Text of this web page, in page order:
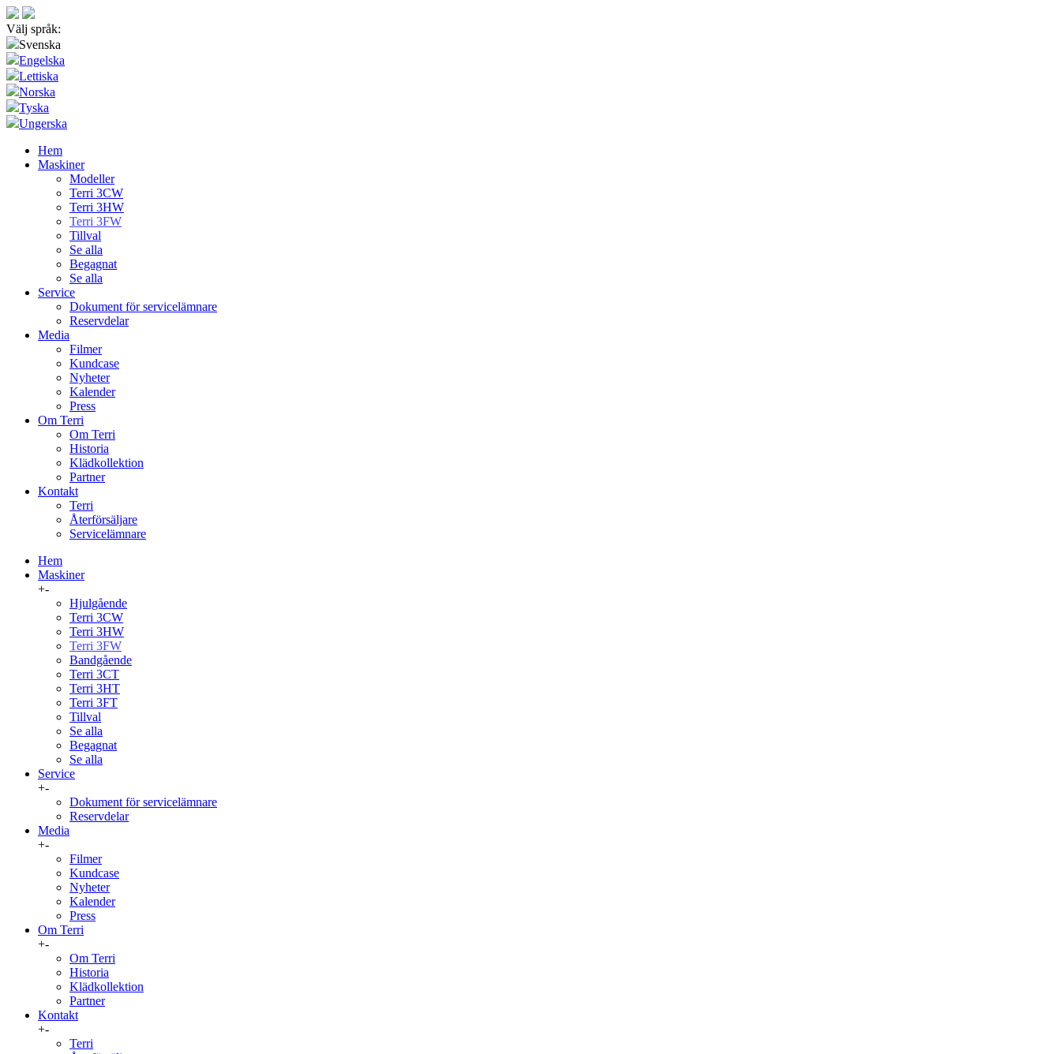
Välj språk:
Svenska
Engelska
Lettiska
Norska
Tyska
Ungerska
Hem
Maskiner
Modeller
Terri 3CW
Terri 3HW
Terri 3FW
Tillval
Se alla
Begagnat
Se alla
Service
Dokument för servicelämnare
Reservdelar
Media
Filmer
Kundcase
Nyheter
Kalender
Press
Om Terri
Om Terri
Historia
Klädkollektion
Partner
Kontakt
Terri
Återförsäljare
Servicelämnare
Hem
Maskiner
+-
Hjulgående
Terri 3CW
Terri 3HW
Terri 3FW
Bandgående
Terri 3CT
Terri 3HT
Terri 3FT
Tillval
Se alla
Begagnat
Se alla
Service
+-
Dokument för servicelämnare
Reservdelar
Media
+-
Filmer
Kundcase
Nyheter
Kalender
Press
Om Terri
+-
Om Terri
Historia
Klädkollektion
Partner
Kontakt
+-
Terri